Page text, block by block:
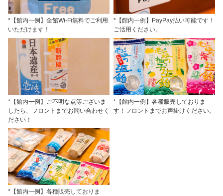
*【館内一例】全館Wi-Fi無料でご利用
いただけます！
*【館内一例】PayPay払い可能です！
ご活用ください。
*【館内一例】ご不明な点等ございま
したら、フロントまでお問い合わせく
ださい！
*【館内一例】各種販売しておりま
す！フロントまでお声掛けください。
*【館内一例】各種販売しておりま